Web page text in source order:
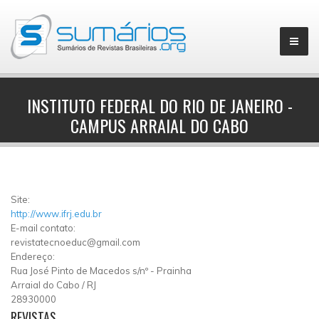
INSTITUTO FEDERAL DO RIO DE JANEIRO -
CAMPUS ARRAIAL DO CABO
Site:
http://www.ifrj.edu.br
E-mail contato:
revistatecnoeduc@gmail.com
Endereço:
Rua José Pinto de Macedos s/nº - Prainha
Arraial do Cabo / RJ
28930000